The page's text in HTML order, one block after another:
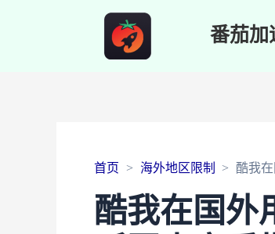
番茄加
首页 海外地区限制 酷我
酷我在国外